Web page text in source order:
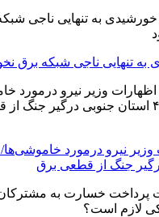
به تنهایی ناجی شبکه برق
جنگ از قطعی برق